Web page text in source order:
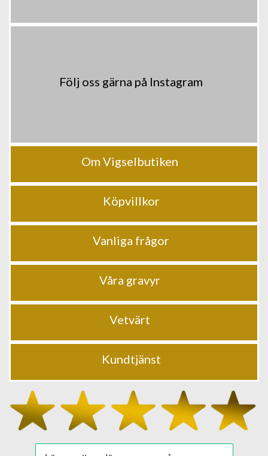
Följ oss gärna på Instagram
Om Vigselbutiken
Köpvillkor
Vanliga frågor
Våra gravyr
Vetvärt
Kundtjänst